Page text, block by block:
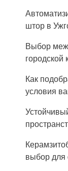
штор в
Выбор
городской
Как
условия
выбор для